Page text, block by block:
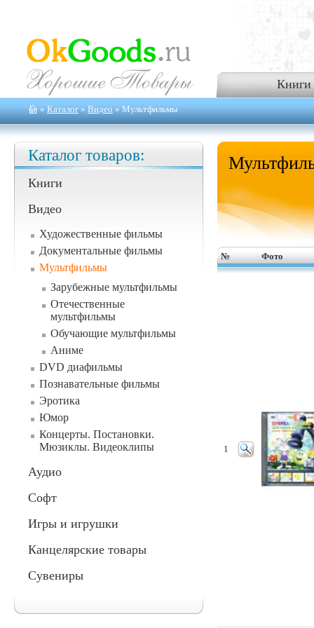
Книги
»Каталог»Видео» Мультфильмы
Каталог товаров:
Книги
Видео
Художественные фильмы
Документальные фильмы
Мультфильмы
Зарубежные мультфильмы
Отечественные
мультфильмы
Обучающие мультфильмы
Аниме
DVD диафильмы
Познавательные фильмы
Эротика
Юмор
Концерты. Постановки.
Мюзиклы. Видеоклипы
Аудио
Софт
Игры и игрушки
Канцелярские товары
Сувениры
№ Фото
1